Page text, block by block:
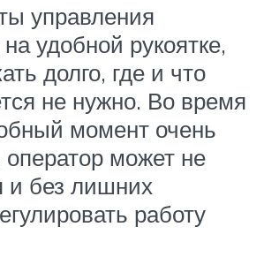
управления
удобной рукоятке,
долго, где и что
не нужно. Во время
момент очень
может не
и без лишних
работу